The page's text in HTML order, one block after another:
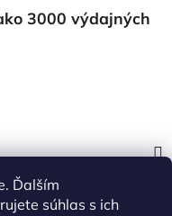
Ďalším
súhlas s ich
3000 výdajných